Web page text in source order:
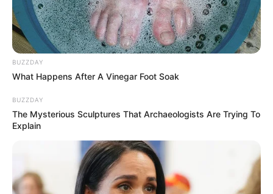
BUZZDAY
What Happens After A Vinegar Foot Soak
BUZZDAY
The Mysterious Sculptures That Archaeologists Are Trying To
Explain